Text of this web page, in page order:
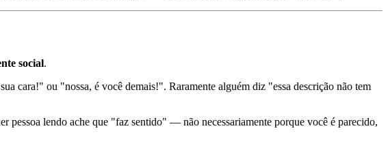
social.
cara!" ou "nossa, é você demais!". Raramente alguém diz "essa descrição não tem
pessoa lendo ache que "faz sentido" — não necessariamente porque você é parecido,